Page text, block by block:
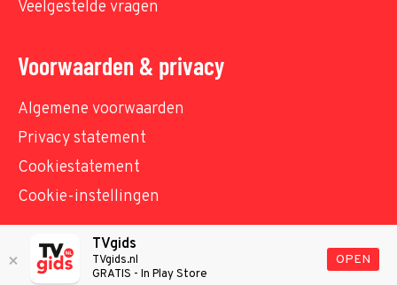
Veelgestelde vragen
Voorwaarden & privacy
Algemene voorwaarden
Privacy statement
Cookiestatement
Cookie-instellingen
© TVgids.nl 2026 - All rights reserved. No text and
datamining.
TVgids
TVgids.nl
GRATIS - In Play Store
OPEN